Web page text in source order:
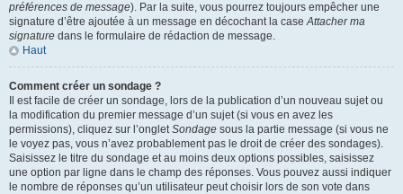
préférences de message). Par la suite, vous pourrez toujours empêcher une
signature d’être ajoutée à un message en décochant la caseAttacher ma
signature dans le formulaire de rédaction de message.
Haut
Comment créer un sondage ?
Il est facile de créer un sondage, lors de la publication d’un nouveau sujet ou
la modification du premier message d’un sujet (si vous en avez les
permissions), cliquez sur l’ongletSondage sous la partie message (si vous ne
le voyez pas, vous n’avez probablement pas le droit de créer des sondages).
Saisissez le titre du sondage et au moins deux options possibles, saisissez
une option par ligne dans le champ des réponses. Vous pouvez aussi indiquer
le nombre de réponses qu’un utilisateur peut choisir lors de son vote dans